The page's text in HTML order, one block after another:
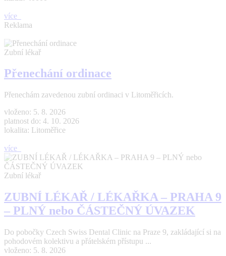
více
Reklama
Zubní lékař
Přenechání ordinace
Přenechám zavedenou zubní ordinaci v Litoměřicích.
vloženo: 5. 8. 2026
platnost do: 4. 10. 2026
lokalita: Litoměřice
více
Zubní lékař
ZUBNÍ LÉKAŘ / LÉKAŘKA – PRAHA 9
– PLNÝ nebo ČÁSTEČNÝ ÚVAZEK
Do pobočky Czech Swiss Dental Clinic na Praze 9, zakládající si na
pohodovém kolektivu a přátelském přístupu ...
vloženo: 5. 8. 2026